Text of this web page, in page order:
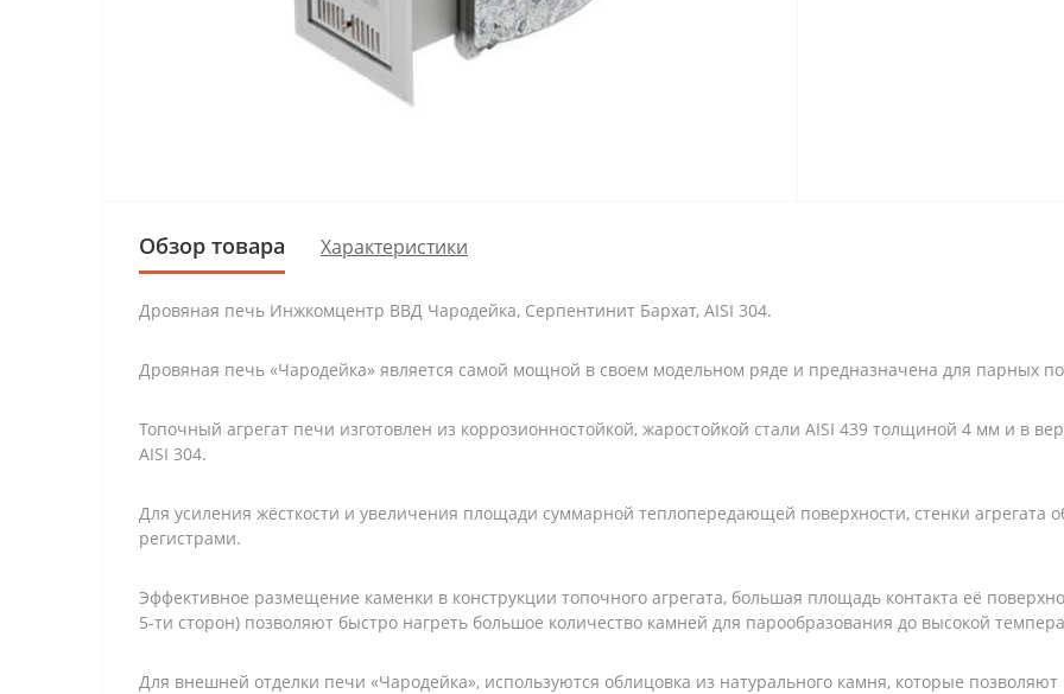
Обзор товара Характеристики
Дровяная печь Инжкомцентр ВВД Чародейка, Серпентинит Бархат, AISI 304.
Дровяная печь «Чародейка» является самой мощной в своем модельном ряде и предназначена для парных
Топочный агрегат печи изготовлен из коррозионностойкой, жаростойкой стали AISI 439 толщиной 4 мм и в
AISI 304.
Для усиления жёсткости и увеличения площади суммарной теплопередающей поверхности, стенки агрегата
регистрами.
Эффективное размещение каменки в конструкции топочного агрегата, большая площадь контакта её
5-ти сторон) позволяют быстро нагреть большое количество камней для парообразования до высокой
Для внешней отделки печи «Чародейка», используются облицовка из натурального камня, которые